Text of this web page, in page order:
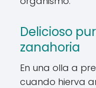
Delicioso
zanahoria
En una olla a
cuando hierva